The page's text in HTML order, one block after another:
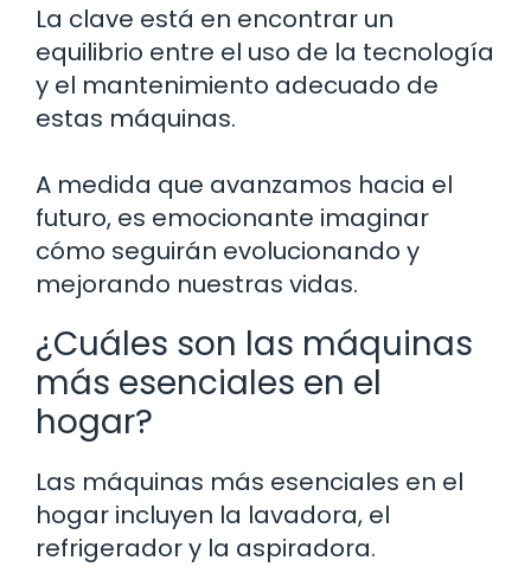
La clave está en encontrar un
equilibrio entre el uso de la tecnología
y el mantenimiento adecuado de
estas máquinas.
A medida que avanzamos hacia el
futuro, es emocionante imaginar
cómo seguirán evolucionando y
mejorando nuestras vidas.
¿Cuáles son las máquinas
más esenciales en el
hogar?
Las máquinas más esenciales en el
hogar incluyen la lavadora, el
refrigerador y la aspiradora.